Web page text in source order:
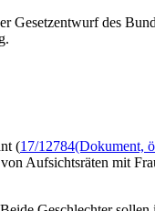
des
(17/12784(Dokument,
Aufsichtsräten mit